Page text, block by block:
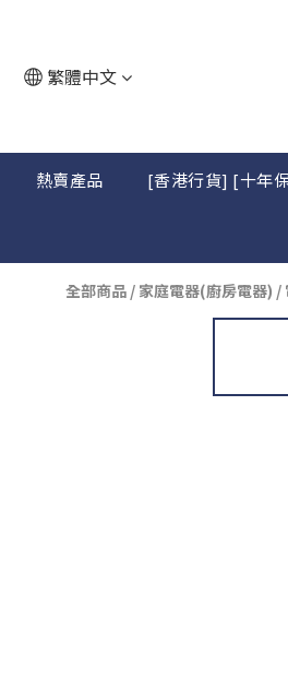
繁體中文
熱賣產品 [香港行貨] [十年
全部商品 / 家庭電器(廚房電器) /